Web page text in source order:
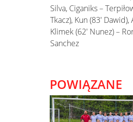
Silva, Ciganiks –
Tkacz), Kun (83′ Dawid),
Klimek (62′ Nunez) –
Sanchez
POWIĄZANE